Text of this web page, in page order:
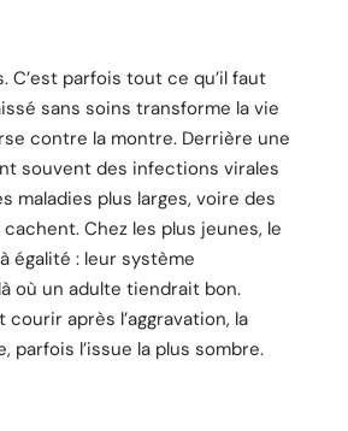
C’est parfois tout ce qu’il faut
sans soins transforme la vie
contre la montre. Derrière une
souvent des infections virales
maladies plus larges, voire des
Chez les plus jeunes, le
égalité : leur système
où un adulte tiendrait bon.
courir après l’aggravation, la
parfois l’issue la plus sombre.